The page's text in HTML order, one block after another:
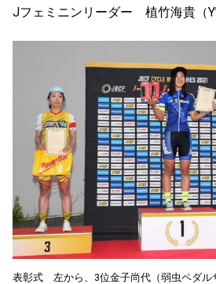
Jフェミニンリーダー 植竹海貴（
表彰式 左から、3位金子尚代（弱虫ペダル